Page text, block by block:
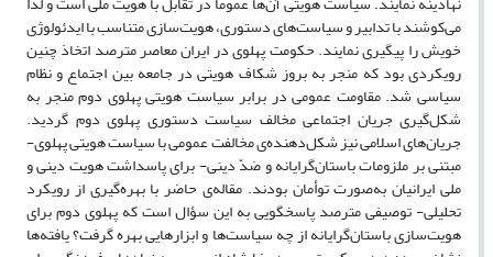
می‌کوشند با تدابیر و سیاست‌های دستوری، هویت‌سازی متناسب با ایدئولوژی
خویش را پیگیری نمایند. حکومت پهلوی در ایران معاصر مترصد اتخاذ چنین
رویکردی بود که منجر به بروز شکاف هویتی در جامعه بین اجتماع و نظام
سیاسی شد. مقاومت عمومی در برابر سیاست هویتی پهلوی دوم منجر به
شکل‌گیری جریان‌ اجتماعی مخالف سیاست دستوری پهلوی دوم گردید.
جریان‌های اسلامی نیز شکل‌دهنده‌ی مخالفت عمومی با سیاست هویتی پهلوی-
مبتنی بر ملزومات باستان‌گرایانه و ضدّ دینی- برای پاسداشت هویت دینی و
ملی ایرانیان به‌صورت توأمان بودند. مقاله‌ی حاضر با بهره‌گیری از رویکرد
تحلیلی- توصیفی مترصد پاسخگویی به این سؤال است که پهلوی دوم برای
هویت‌سازی باستان‌گرایانه از چه سیاست‌ها و ابزارهایی بهره گرفت؟ یافته‌ها